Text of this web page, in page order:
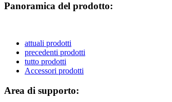
Panoramica del prodotto:
attuali prodotti
precedenti prodotti
tutto prodotti
Accessori prodotti
Area di supporto: